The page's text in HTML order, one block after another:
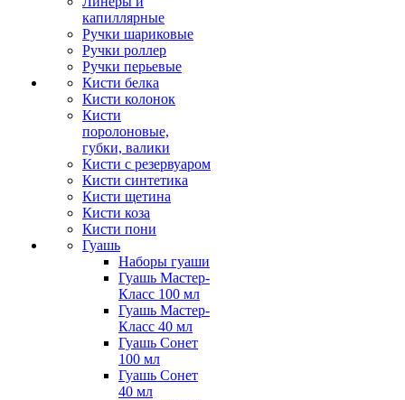
капиллярные
Ручки шариковые
Ручки роллер
Ручки перьевые
Кисти белка
Кисти колонок
Кисти
поролоновые,
губки, валики
Кисти с резервуаром
Кисти синтетика
Кисти щетина
Кисти коза
Кисти пони
Гуашь
Наборы гуаши
Гуашь Мастер-
Класс 100 мл
Гуашь Мастер-
Класс 40 мл
Гуашь Сонет
100 мл
Гуашь Сонет
40 мл